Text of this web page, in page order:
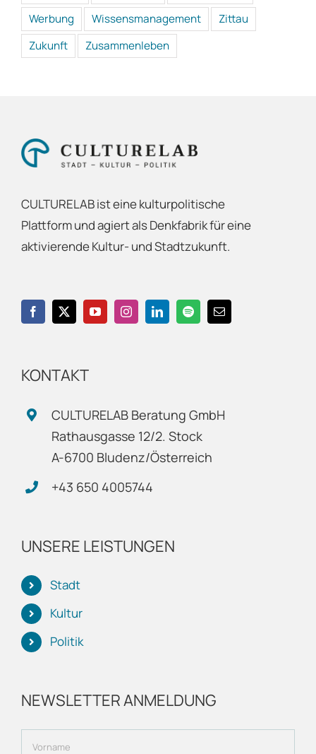
Werbung
Wissensmanagement
Zittau
Zukunft
Zusammenleben
CULTURELAB ist eine kulturpolitische
Plattform und agiert als Denkfabrik für eine
aktivierende Kultur- und Stadtzukunft.
KONTAKT
CULTURELAB Beratung GmbH
Rathausgasse 12/2. Stock
A-6700 Bludenz/Österreich
+43 650 4005744
UNSERE LEISTUNGEN
Stadt
Kultur
Politik
NEWSLETTER ANMELDUNG